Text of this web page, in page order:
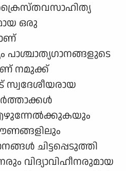
ഒരു
പാശ്ചാത്യഗാനങ്ങളുടെ
നമുക്ക്
സ്വദേശീയരായ
എഴുന്നേൽക്കുകയും
ചിട്ടപ്പെടുത്തി
വിദ്യാവിഹീനരുമായ